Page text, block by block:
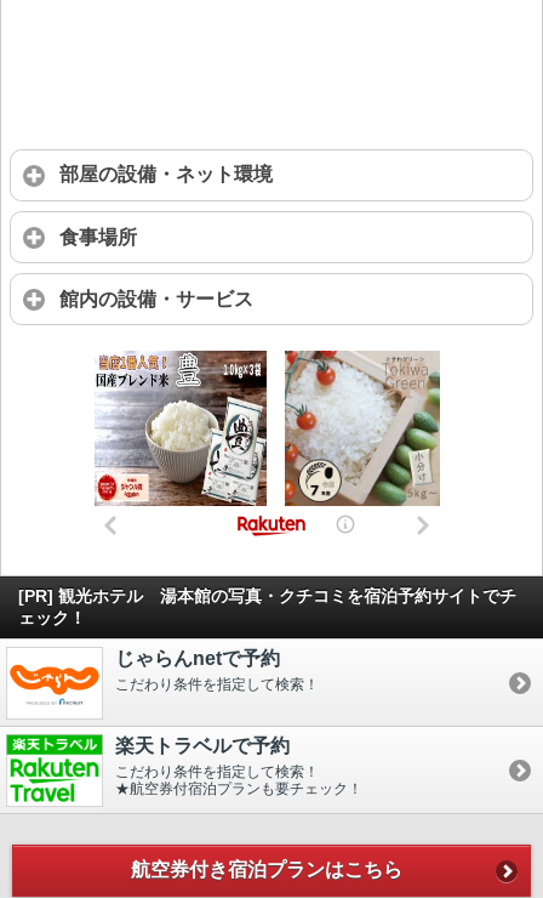
部屋の設備・ネット環境
食事場所
館内の設備・サービス
[PR] 観光ホテル 湯本館の写真・クチコミを宿泊予約サイトでチ
ェック！
じゃらんnetで予約
こだわり条件を指定して検索！
楽天トラベルで予約
こだわり条件を指定して検索！
★航空券付宿泊プランも要チェック！
航空券付き宿泊プランはこちら